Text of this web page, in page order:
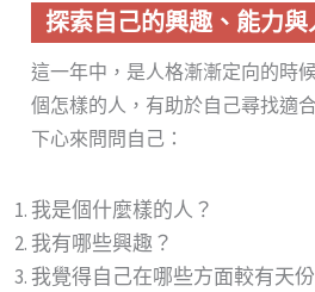
探索自己的興趣、能力與
這一年中，是人格漸漸定向的時
個怎樣的人，有助於自己尋找適
下心來問問自己：
我是個什麼樣的人？
我有哪些興趣？
我覺得自己在哪些方面較有天